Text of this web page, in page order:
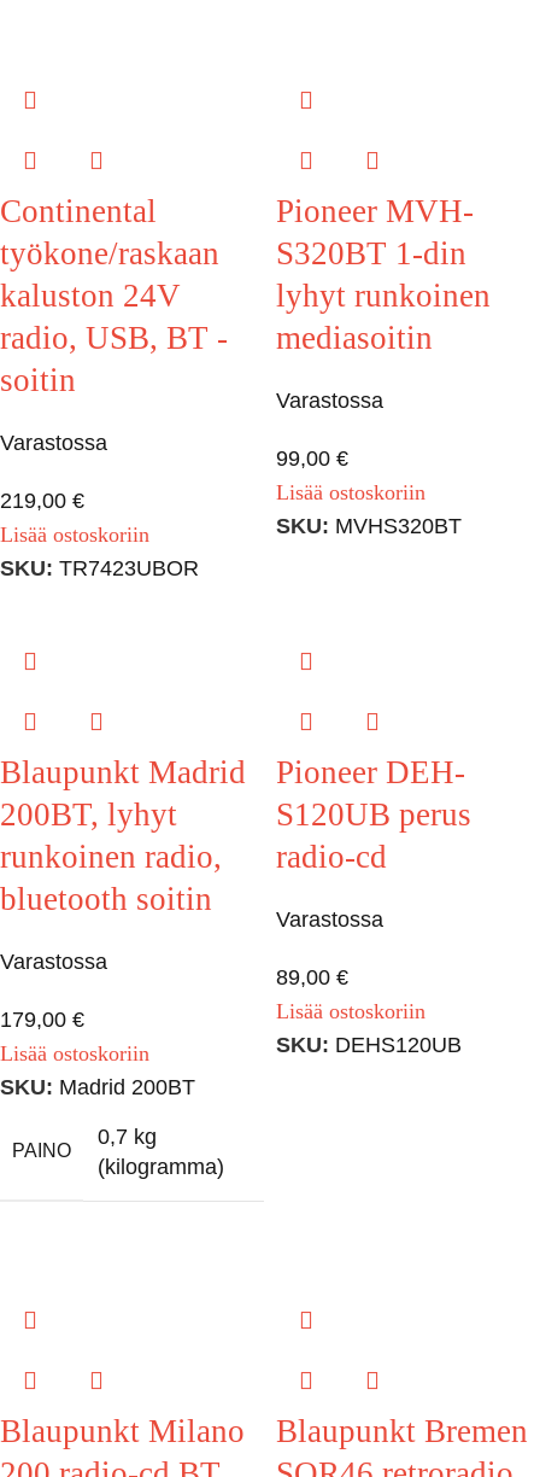
Continental
työkone/raskaan
kaluston 24V
radio, USB, BT -
soitin
Varastossa
219,00 €
Lisää ostoskoriin
SKU: TR7423UBOR
Pioneer MVH-
S320BT 1-din
lyhyt runkoinen
mediasoitin
Varastossa
99,00 €
Lisää ostoskoriin
SKU: MVHS320BT
Blaupunkt Madrid
200BT, lyhyt
runkoinen radio,
bluetooth soitin
Varastossa
179,00 €
Lisää ostoskoriin
SKU: Madrid 200BT
PAINO
0,7 kg
(kilogramma)
Pioneer DEH-
S120UB perus
radio-cd
Varastossa
89,00 €
Lisää ostoskoriin
SKU: DEHS120UB
Blaupunkt Milano
Blaupunkt Bremen